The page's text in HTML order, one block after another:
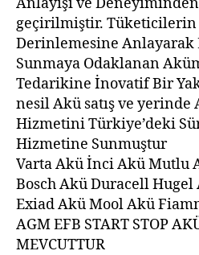
geçirilmiştir. Tüketicilerin
Derinlemesine Anlayarak
Sunmaya Odaklanan
Tedarikine İnovatif Bir
nesil Akü satış ve yerinde
Hizmetini Türkiye’deki
Hizmetine Sunmuştur
Varta Akü İnci Akü Mutlu
Bosch Akü Duracell Hugel
Exiad Akü Mool Akü
AGM EFB START STOP
MEVCUTTUR